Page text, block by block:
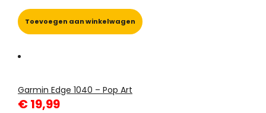
Toevoegen aan winkelwagen
Garmin Edge 1040 – Pop Art
€19,99